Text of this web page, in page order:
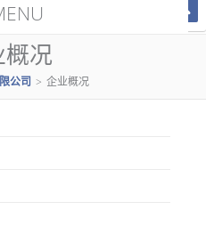
况
公司 > 企业概况